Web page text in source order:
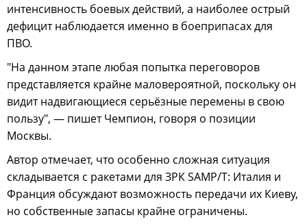
интенсивность боевых действий, а наиболее острый
дефицит наблюдается именно в боеприпасах для
ПВО.
"На данном этапе любая попытка переговоров
представляется крайне маловероятной, поскольку он
видит надвигающиеся серьёзные перемены в свою
пользу", — пишет Чемпион, говоря о позиции
Москвы.
Автор отмечает, что особенно сложная ситуация
складывается с ракетами для ЗРК SAMP/T: Италия и
Франция обсуждают возможность передачи их Киеву,
но собственные запасы крайне ограничены.